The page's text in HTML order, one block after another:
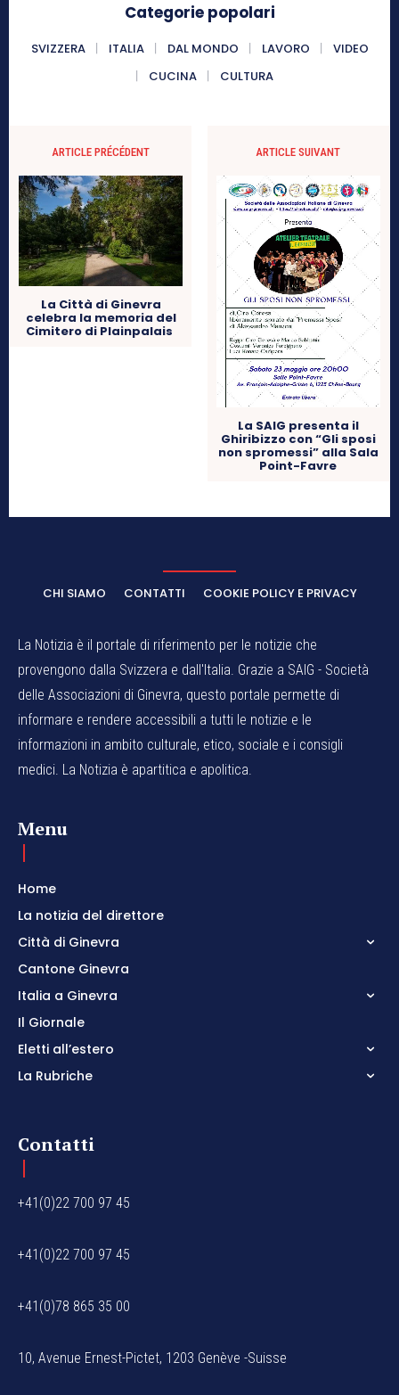
Categorie popolari
SVIZZERA ITALIA DAL MONDO LAVORO
VIDEO
CUCINA
CULTURA
ARTICLE PRÉCÉDENT
La Città di Ginevra
celebra la memoria del
Cimitero di Plainpalais
ARTICLE SUIVANT
La SAIG presenta il
Ghiribizzo con “Gli sposi
non spromessi” alla Sala
Point-Favre
CHI SIAMO CONTATTI COOKIE POLICY E PRIVACY
La Notizia è il portale di riferimento per le notizie che
provengono dalla Svizzera e dall'Italia. Grazie a SAIG - Società
delle Associazioni di Ginevra, questo portale permette di
informare e rendere accessibili a tutti le notizie e le
informazioni in ambito culturale, etico, sociale e i consigli
medici. La Notizia è apartitica e apolitica.
Menu
Home
La notizia del direttore
Città di Ginevra
Cantone Ginevra
Italia a Ginevra
Il Giornale
Eletti all’estero
La Rubriche
Contatti
+41(0)22 700 97 45
+41(0)22 700 97 45
+41(0)78 865 35 00
10, Avenue Ernest-Pictet, 1203 Genève -Suisse